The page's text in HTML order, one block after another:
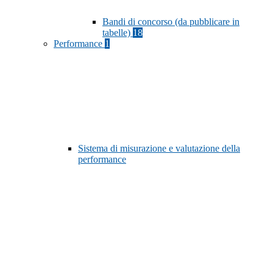
Bandi di concorso (da pubblicare in
tabelle) 18
Performance 1
Sistema di misurazione e valutazione della
performance